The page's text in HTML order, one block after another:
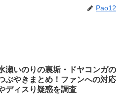
Pao12
瀬いのりの裏垢・ドヤコンガの
ぶやきまとめ！ファンへの対応
ディスり疑惑を調査